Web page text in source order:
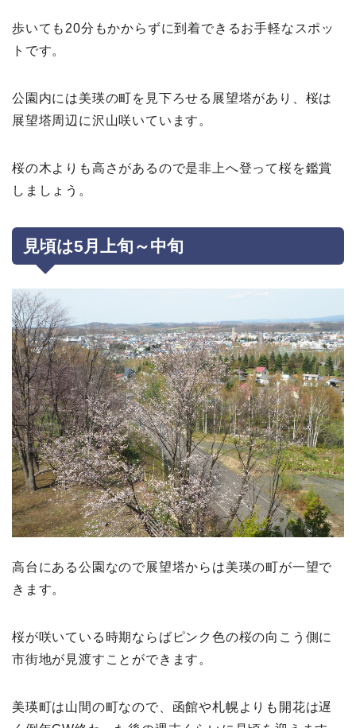
歩いても20分もかからずに到着できるお手軽なスポッ
トです。
公園内には美瑛の町を見下ろせる展望塔があり、桜は
展望塔周辺に沢山咲いています。
桜の木よりも高さがあるので是非上へ登って桜を鑑賞
しましょう。
見頃は5 月上旬～中旬
高台にある公園なので展望塔からは美瑛の町が一望で
きます。
桜が咲いている時期ならばピンク色の桜の向こう側に
市街地が見渡すことができます。
美瑛町は山間の町なので、函館や札幌よりも開花は遅